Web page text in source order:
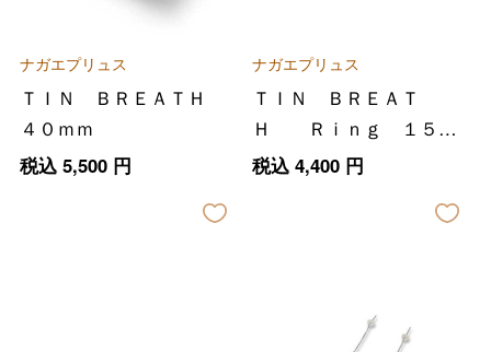
ナガエプリュス
ＴＩＮ ＢＲＥＡＴＨ
４０ｍｍ
税込 5,500円
ナガエプリュス
ＴＩＮ ＢＲＥＡＴ
Ｈ Ｒｉｎｇ １５×
８０ｍｍ
税込 4,400円